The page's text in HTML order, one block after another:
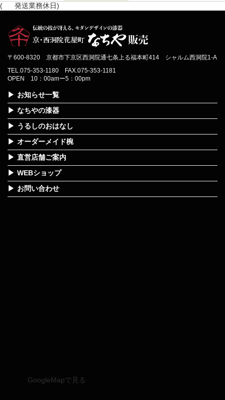
(
発送業務休日)
〒600-8320 京都市下京区西洞院通七条上る福本町414 シャルム西洞院1-A
TEL.075-353-1180 FAX.075-353-1181
OPEN 10：00amー5：00pm
お知らせ一覧
なちやの漆器
うるしのおはなし
オーダーメイド椀
直営店舗ご案内
WEBショップ
お問い合わせ
GoogleMapで見る